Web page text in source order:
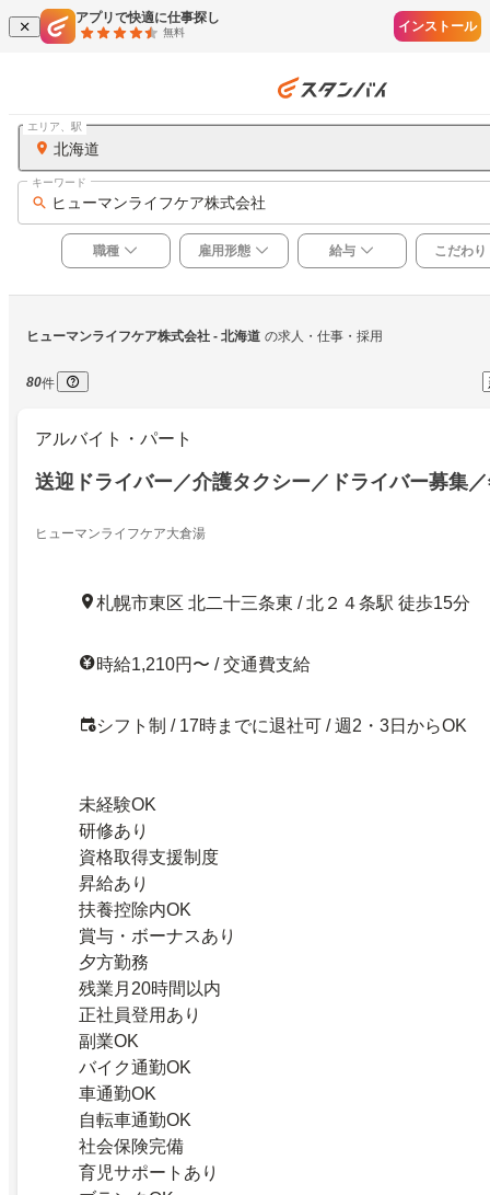
アプリで快適に仕事探し
無料 インストール
北海道
エリア、駅
ヒューマンライフケア株式会社
キーワード
職種 雇用形態 給与 こだわり
ヒューマンライフケア株式会社 - 北海道 の求人・仕事・採用
80件
アルバイト・パート
送迎ドライバー／介護タクシー／ドライバー募集
ヒューマンライフケア大倉湯
札幌市東区 北二十三条東 / 北２４条駅 徒歩15分
時給1,210円〜 / 交通費支給
シフト制 / 17時までに退社可 / 週2・3日からOK
未経験OK
研修あり
資格取得支援制度
昇給あり
扶養控除内OK
賞与・ボーナスあり
夕方勤務
残業月20時間以内
正社員登用あり
副業OK
バイク通勤OK
車通勤OK
自転車通勤OK
社会保険完備
育児サポートあり